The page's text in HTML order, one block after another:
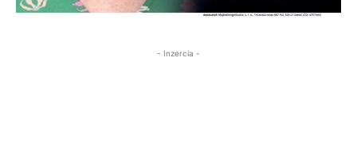
- Inzercia -